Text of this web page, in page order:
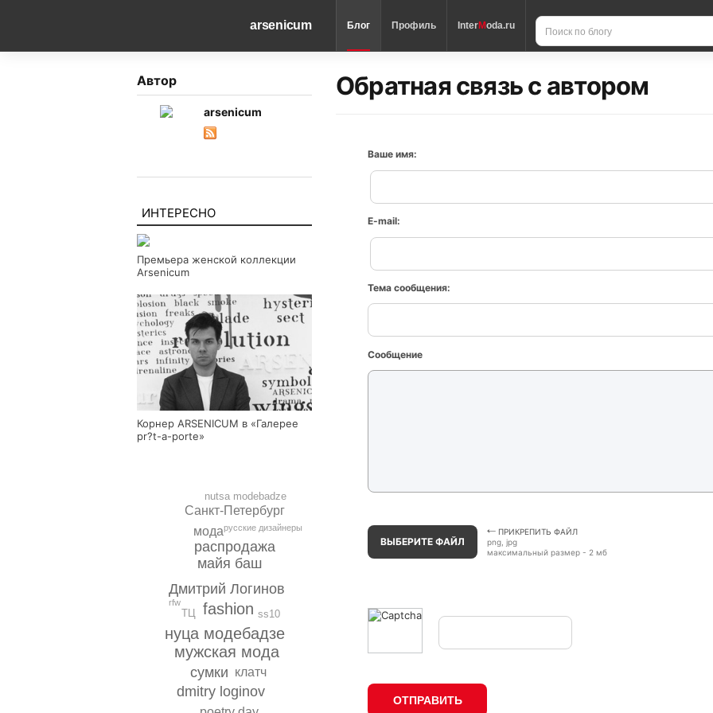
arsenicum Блог Профиль InterModa.ru
Автор
arsenicum
ИНТЕРЕСНО
Премьера женской коллекции
Arsenicum
Корнер ARSENICUM в «Галерее
pr?t-a-porte»
нуца модебадзе
мужская мода
fashion
Дмитрий Логинов
сумки
dmitry loginov
майя баш
распродажа
клатч
мода
Санкт-Петербург
ТЦ ss10
nutsa modebadze
русские дизайнеры
rfw
Обратная связь с автором
Ваше имя:
E-mail:
Тема сообщения:
Сообщение
ВЫБЕРИТЕ ФАЙЛ
ПРИКРЕПИТЬ ФАЙЛ
png, jpg
максимальный размер - 2 мб